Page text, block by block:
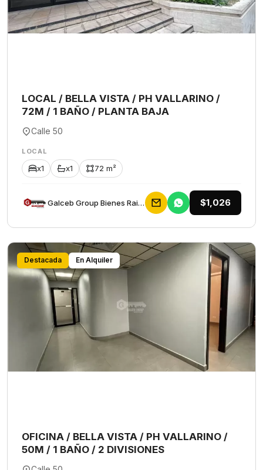
LOCAL / BELLA VISTA / PH VALLARINO /
72M / 1 BAÑO / PLANTA BAJA
Calle 50
LOCAL
x1 x1 72 m²
Galceb Group Bienes Raices $1,026
Destacada En Alquiler
OFICINA / BELLA VISTA / PH VALLARINO /
50M / 1 BAÑO / 2 DIVISIONES